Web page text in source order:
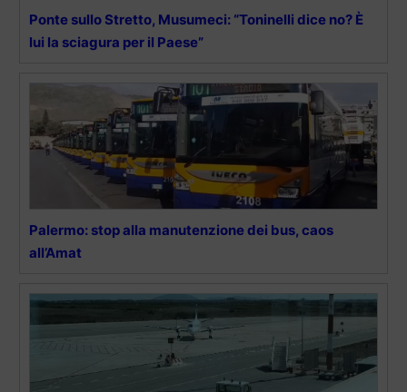
Ponte sullo Stretto, Musumeci: “Toninelli dice no? È
lui la sciagura per il Paese”
Palermo: stop alla manutenzione dei bus, caos
all’Amat